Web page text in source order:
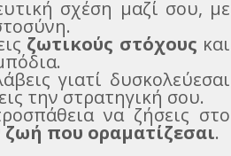
σχέση μαζί σου, με
ζωτικούς στόχους και
γιατί δυσκολεύεσαι
την στρατηγική σου.
να ζήσεις στο
ζωή που οραματίζεσαι.